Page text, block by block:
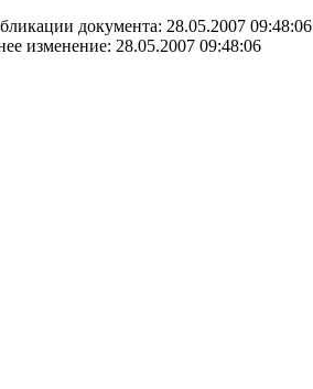
документа: 28.05.2007 09:48:06
изменение: 28.05.2007 09:48:06